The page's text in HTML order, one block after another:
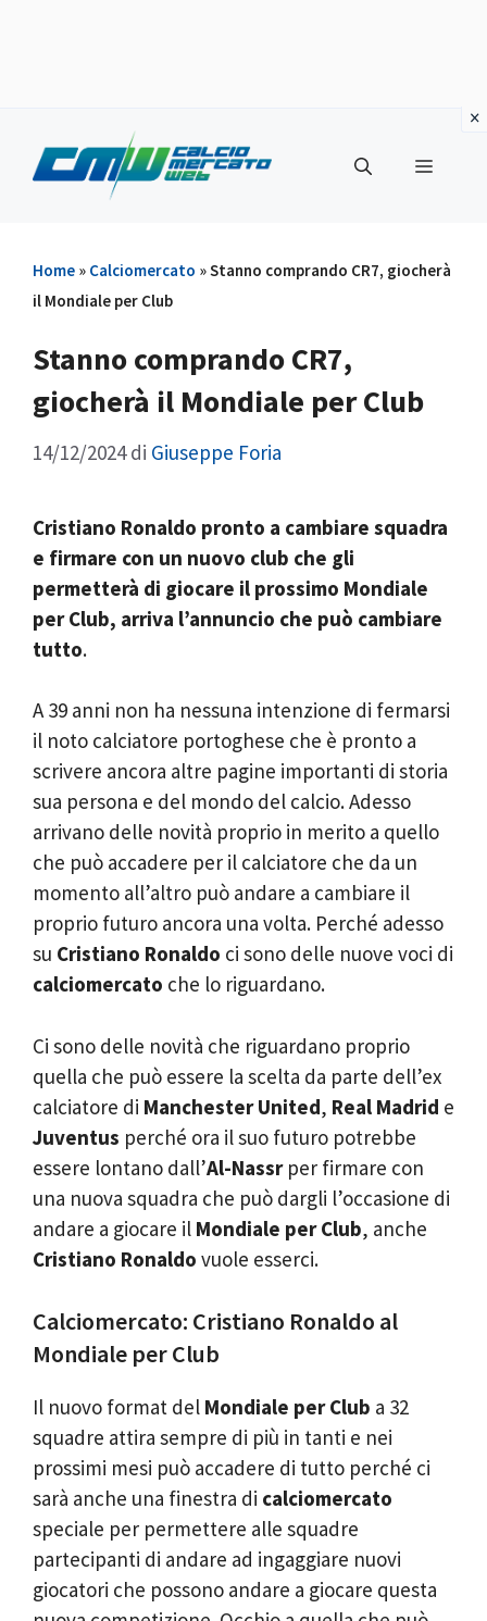
contenuto
Menu
Home » Calciomercato »Stanno comprando CR7, giocherà
il Mondiale per Club
Stanno comprando CR7,
giocherà il Mondiale per Club
14/12/2024 di Giuseppe Foria
Cristiano Ronaldo pronto a cambiare squadra
e firmare con un nuovo club che gli
permetterà di giocare il prossimo Mondiale
per Club, arriva l’annuncio che può cambiare
tutto.
A 39 anni non ha nessuna intenzione di fermarsi
il noto calciatore portoghese che è pronto a
scrivere ancora altre pagine importanti di storia
sua persona e del mondo del calcio. Adesso
arrivano delle novità proprio in merito a quello
che può accadere per il calciatore che da un
momento all’altro può andare a cambiare il
proprio futuro ancora una volta. Perché adesso
su Cristiano Ronaldo ci sono delle nuove voci di
calciomercato che lo riguardano.
Ci sono delle novità che riguardano proprio
quella che può essere la scelta da parte dell’ex
calciatore di Manchester United, Real Madrid e
Juventus perché ora il suo futuro potrebbe
essere lontano dall’Al-Nassrper firmare con
una nuova squadra che può dargli l’occasione di
andare a giocare il Mondiale per Club, anche
Cristiano Ronaldo vuole esserci.
Calciomercato: Cristiano Ronaldo al
Mondiale per Club
Il nuovo format del Mondiale per Club a 32
squadre attira sempre di più in tanti e nei
prossimi mesi può accadere di tutto perché ci
sarà anche una finestra di calciomercato
speciale per permettere alle squadre
partecipanti di andare ad ingaggiare nuovi
giocatori che possono andare a giocare questa